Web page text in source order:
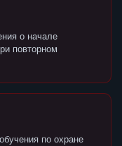
о начале
повторном
по охране